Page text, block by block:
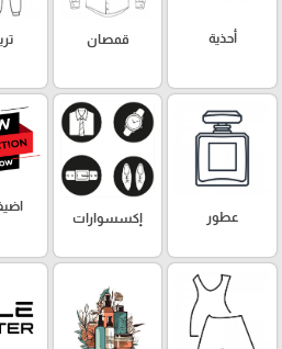
أحذية قمصان
عطور إكسسوارات